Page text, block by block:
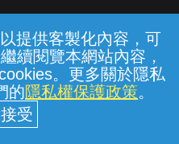
提供客製化內容，可
續閱覽本網站內容，
。更多關於隱私
的隱私權保護政策。
服務條款 隱私權保護
司個人家庭分公司
© 2026